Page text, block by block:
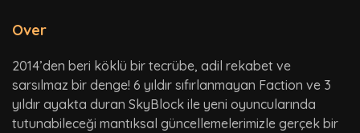
Over
2014’den beri köklü bir tecrübe, adil rekabet ve
sarsılmaz bir denge! 6 yıldır sıfırlanmayan Faction ve 3
yıldır ayakta duran SkyBlock ile yeni oyuncularında
tutunabileceği mantıksal güncellemelerimizle gerçek bir